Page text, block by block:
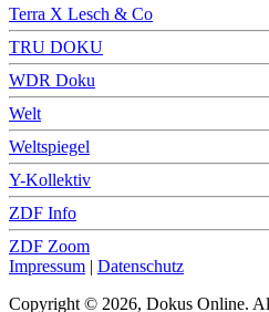
Terra X Lesch & Co
TRU DOKU
WDR Doku
Welt
Weltspiegel
Y-Kollektiv
ZDF Info
ZDF Zoom
Impressum | Datenschutz
Copyright © 2026, Dokus Online.